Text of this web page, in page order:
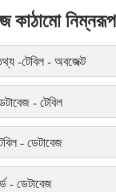
কাঠামো
-টেবিল - অবজেক্ট
- টেবিল
- ডেটাবেজ
- ডেটাবেজ